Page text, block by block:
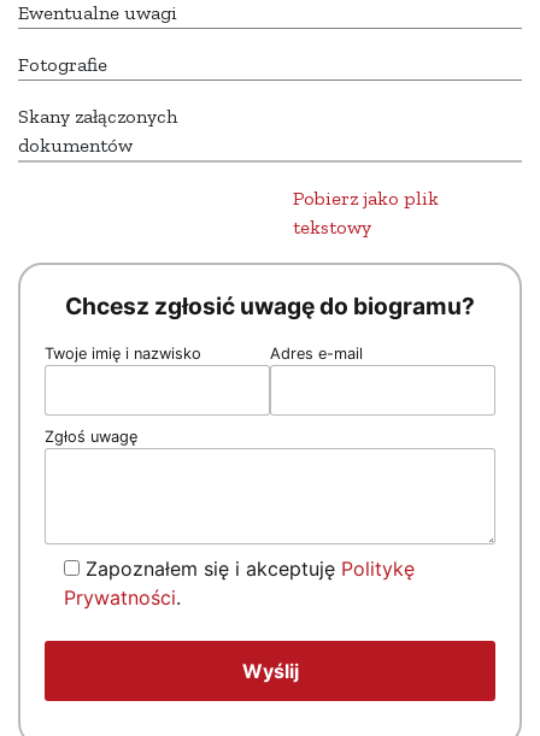
Ewentualne uwagi
Fotografie
Skany załączonych
dokumentów
Pobierz jako plik
tekstowy
Chcesz zgłosić uwagę do biogramu?
Twoje imię i nazwisko Adres e-mail
Zgłoś uwagę
Zapoznałem się i akceptuję Politykę
Prywatności.